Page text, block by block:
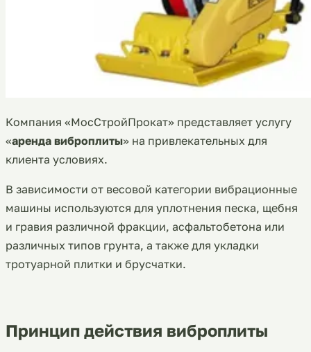
Компания «МосСтройПрокат» представляет услугу
«аренда виброплиты» на привлекательных для
клиента условиях.
В зависимости от весовой категории вибрационные
машины используются для уплотнения песка, щебня
и гравия различной фракции, асфальтобетона или
различных типов грунта, а также для укладки
тротуарной плитки и брусчатки.
Принцип действия виброплиты